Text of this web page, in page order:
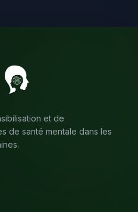
et de
de santé mentale dans les